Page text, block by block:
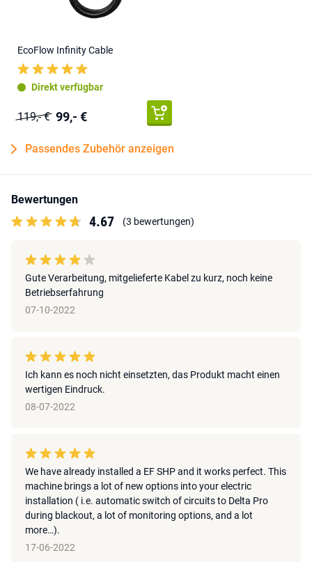
EcoFlow Infinity Cable
Direkt verfügbar
119,- € 99,- €
Passendes Zubehör anzeigen
Bewertungen
4.67 (3 bewertungen)
Gute Verarbeitung, mitgelieferte Kabel zu kurz, noch keine
Betriebserfahrung
07-10-2022
Ich kann es noch nicht einsetzten, das Produkt macht einen
wertigen Eindruck.
08-07-2022
We have already installed a EF SHP and it works perfect. This
machine brings a lot of new options into your electric
installation ( i.e. automatic switch of circuits to Delta Pro
during blackout, a lot of monitoring options, and a lot
more…).
17-06-2022